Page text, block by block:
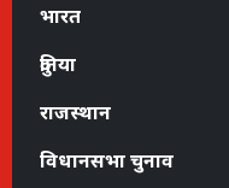
भारत
दुनिया
राजस्थान
विधानसभा चुनाव